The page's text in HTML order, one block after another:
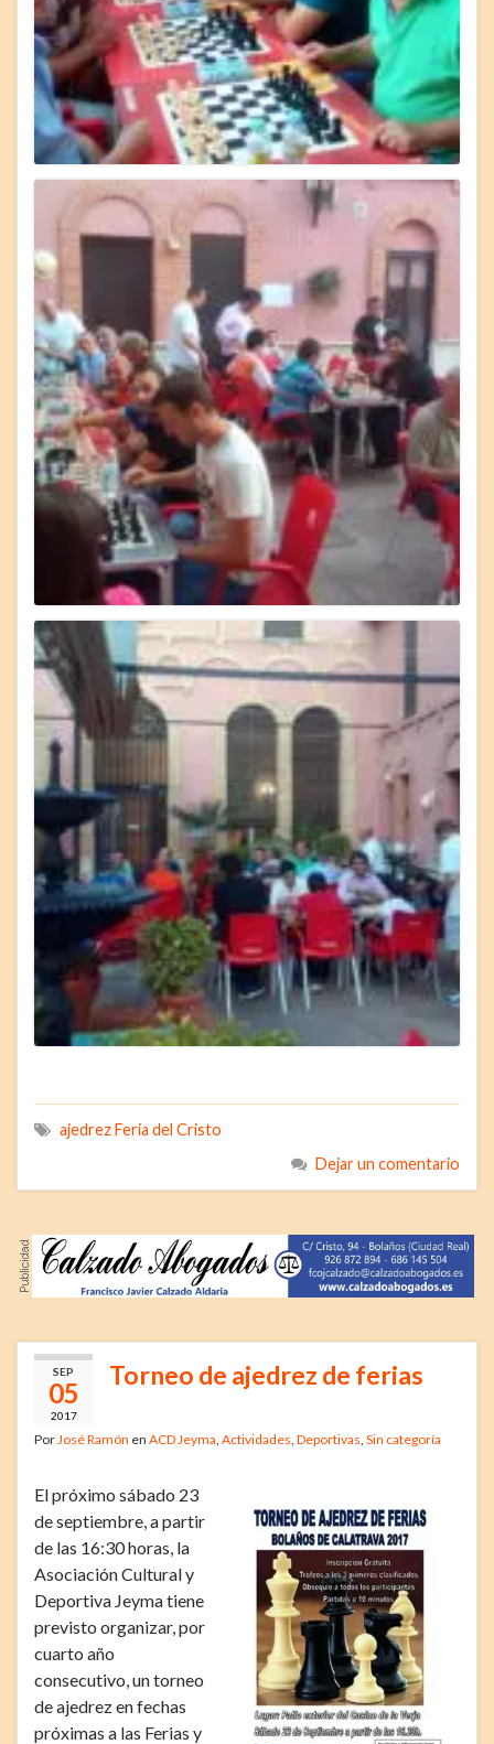
ajedrez Feria del Cristo
Dejar un comentario
SEP
05
2017
Torneo de ajedrez de ferias
Por José Ramón en ACD Jeyma Actividades Deportivas Sin categoría
El próximo sábado 23
de septiembre, a partir
de las 16:30 horas, la
Asociación Cultural y
Deportiva Jeyma tiene
previsto organizar, por
cuarto año
consecutivo, un torneo
de ajedrez en fechas
próximas a las Ferias y